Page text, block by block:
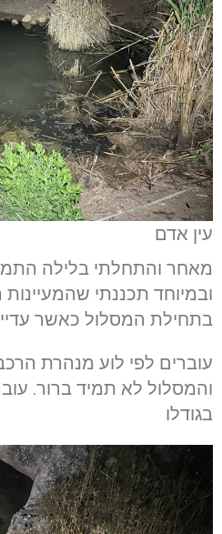
עין אדם
מאחר והתחלתי בלילה
ובמיוחד תכננתי שהמעיינות
בתחילת המסלול כאשר
עוברים לפי לוע מנהרת
והמסלול לא תמיד ברור.
בגודלו